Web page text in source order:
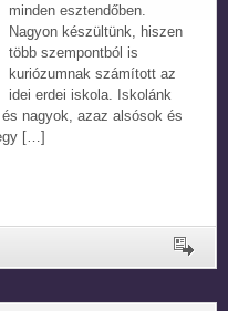
minden esztendőben.
Nagyon készültünk, hiszen
több szempontból is
kuriózumnak számított az
idei erdei iskola. Iskolánk
nagyok, azaz alsósok és
[…]